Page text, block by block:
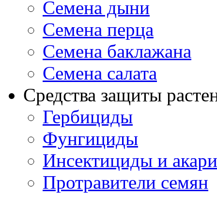
Семена дыни
Семена перца
Семена баклажана
Семена салата
Средства защиты
Гербициды
Фунгициды
Инсектициды и
Протравители семян